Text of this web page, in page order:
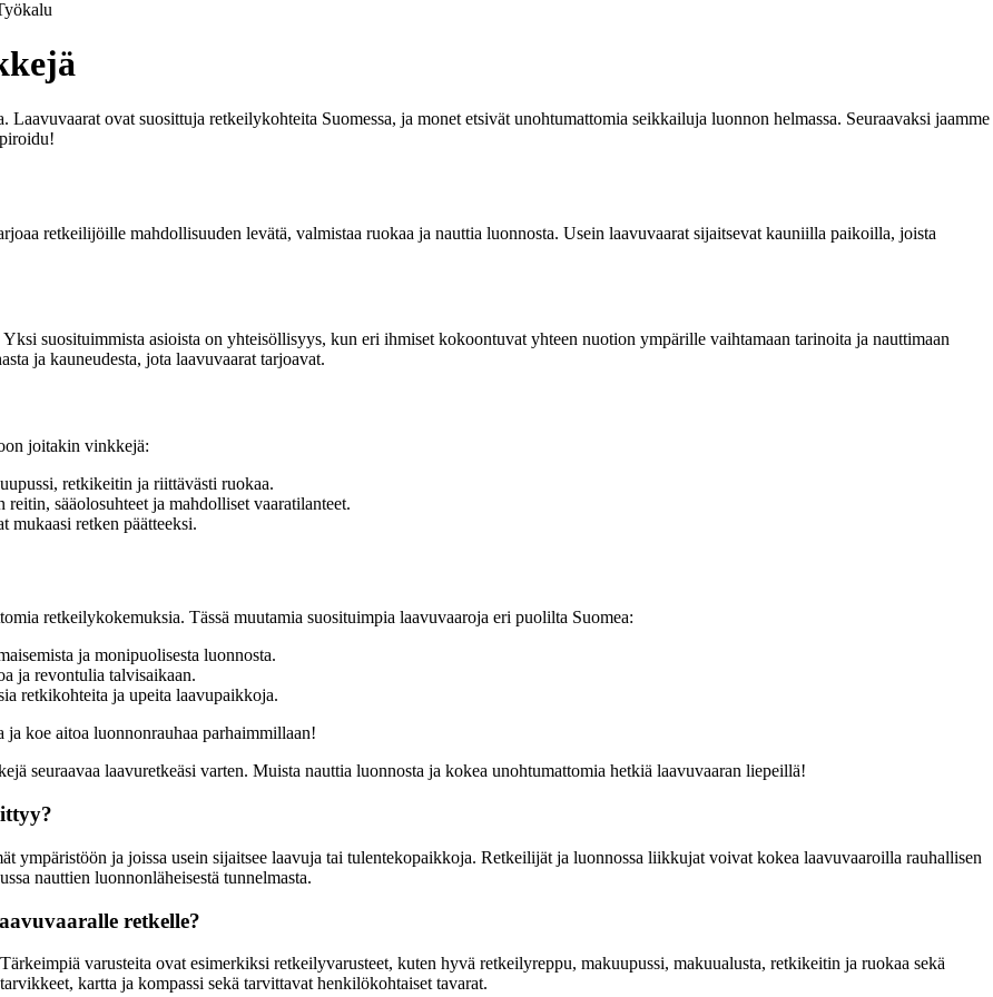
ovat suosittuja retkeilykohteita Suomessa, ja monet etsivät unohtumattomia seikkailuja luonnon helmassa. Seuraavaksi jaamme
retkeilijöille mahdollisuuden levätä, valmistaa ruokaa ja nauttia luonnosta. Usein laavuvaarat sijaitsevat kauniilla paikoilla, joista
suosituimmista asioista on yhteisöllisyys, kun eri ihmiset kokoontuvat yhteen nuotion ympärille vaihtamaan tarinoita ja nauttimaan
ja kauneudesta, jota laavuvaarat tarjoavat.
joitakin vinkkejä:
retkikeitin ja riittävästi ruokaa.
sääolosuhteet ja mahdolliset vaaratilanteet.
mukaasi retken päätteeksi.
retkeilykokemuksia. Tässä muutamia suosituimpia laavuvaaroja eri puolilta Suomea:
ja monipuolisesta luonnosta.
ja revontulia talvisaikaan.
retkikohteita ja upeita laavupaikkoja.
ja koe aitoa luonnonrauhaa parhaimmillaan!
seuraavaa laavuretkeäsi varten. Muista nauttia luonnosta ja kokea unohtumattomia hetkiä laavuvaaran liepeillä!
ympäristöön ja joissa usein sijaitsee laavuja tai tulentekopaikkoja. Retkeilijät ja luonnossa liikkujat voivat kokea laavuvaaroilla rauhallisen
nauttien luonnonläheisestä tunnelmasta.
retkelle?
varusteita ovat esimerkiksi retkeilyvarusteet, kuten hyvä retkeilyreppu, makuupussi, makuualusta, retkikeitin ja ruokaa sekä
kartta ja kompassi sekä tarvittavat henkilökohtaiset tavarat.